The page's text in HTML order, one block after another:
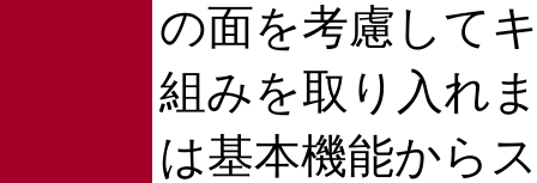
の面を考慮して
組みを取り入れ
は基本機能から